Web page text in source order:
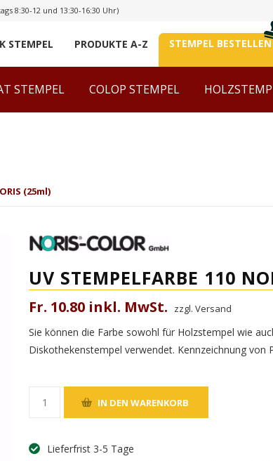
8:30-12 und 13:30-16:30 Uhr)
STEMPEL PRODUKTE A-Z STEMPEL BESTELLEN
STEMPEL COLOP STEMPEL
(25ml)
UV STEMPELFARBE 110
Fr. 10.80 inkl. MwSt. zzgl. Versand
Sie können die Farbe sowohl für Holzstempel wie
Diskothekenstempel verwendet. Kennzeichnung von
Lieferfrist 3-5 Tage